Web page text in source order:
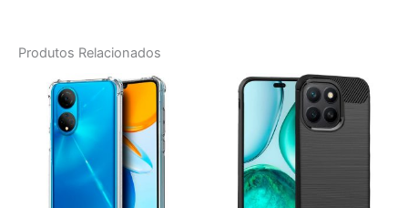
Produtos Relacionados